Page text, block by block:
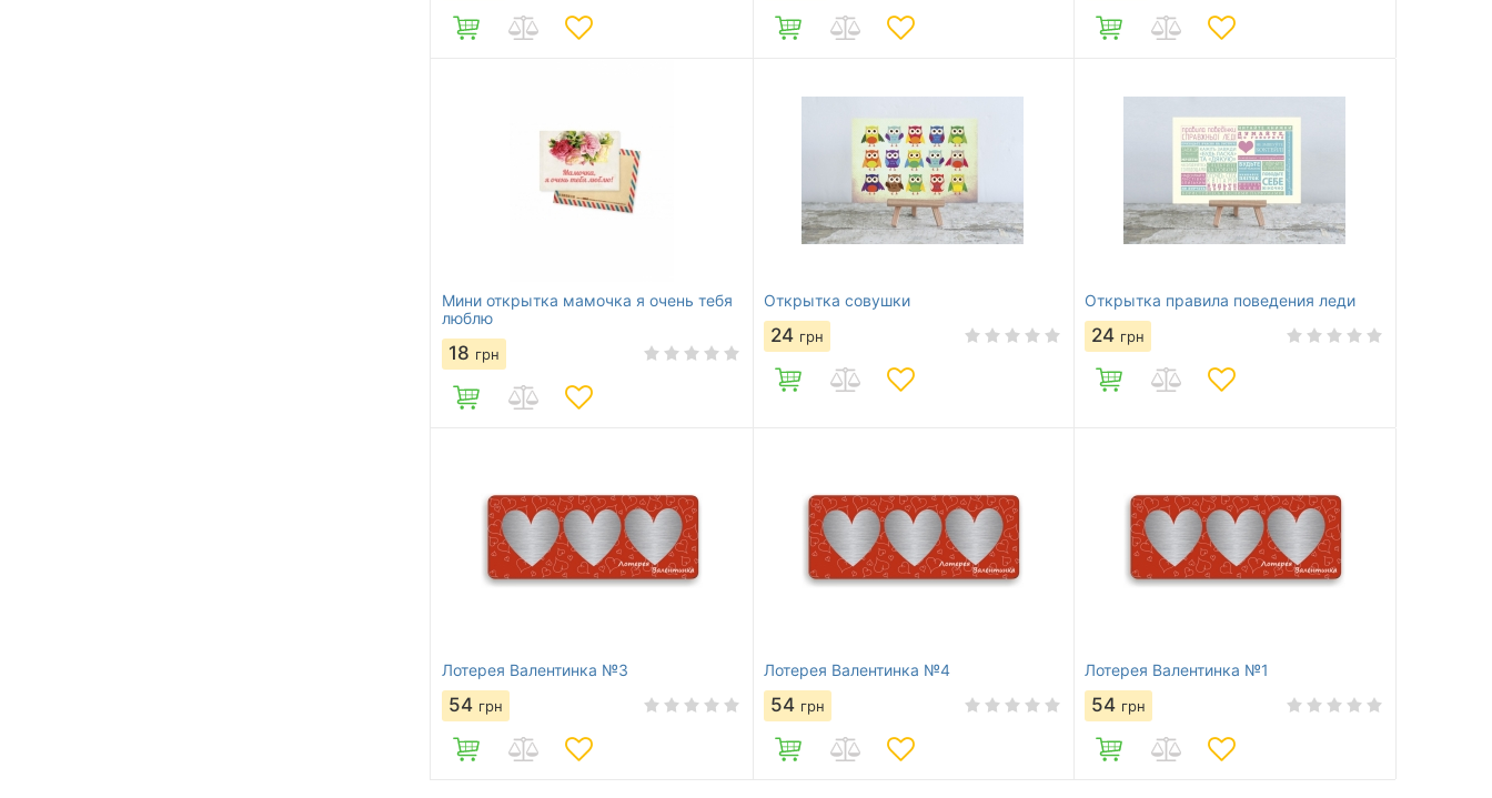
Мини открытка мамочка я очень тебя
люблю
18 грн
Открытка совушки
24 грн
Открытка правила поведения леди
24 грн
Лотерея Валентинка №3
54 грн
Лотерея Валентинка №4
54 грн
Лотерея Валентинка №1
54 грн